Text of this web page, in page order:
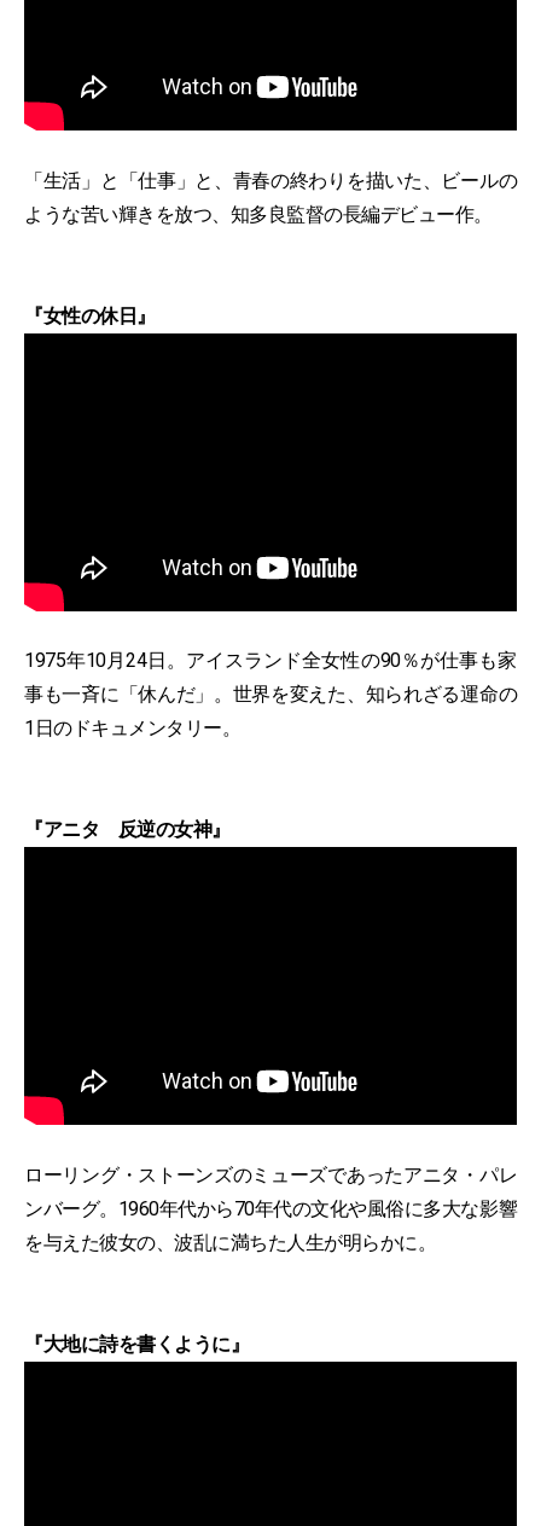
「生活」と「仕事」と、青春の終わりを描いた、ビールの
ような苦い輝きを放つ、知多良監督の長編デビュー作。
『女性の休日』
1975年10月24日。アイスランド全女性の90％が仕事も家
事も一斉に「休んだ」。世界を変えた、知られざる運命の
1日のドキュメンタリー。
『アニタ 反逆の女神』
ローリング・ストーンズのミューズであったアニタ・パレ
ンバーグ。1960年代から70年代の文化や風俗に多大な影響
を与えた彼女の、波乱に満ちた人生が明らかに。
『大地に詩を書くように』